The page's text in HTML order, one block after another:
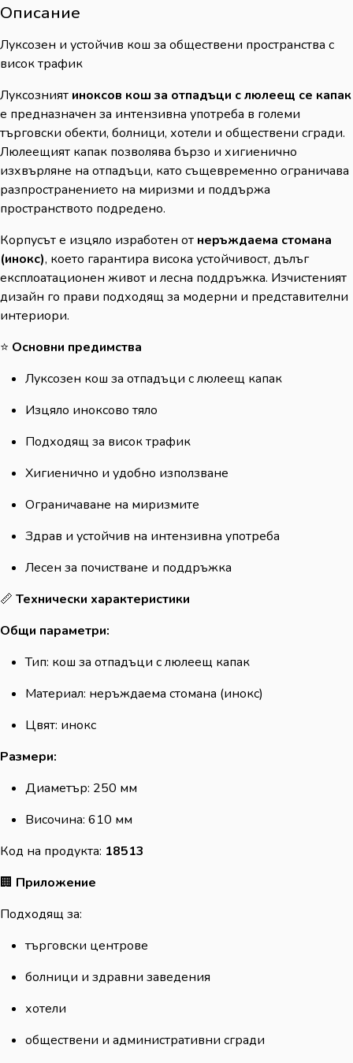
Описание
Луксозен и устойчив кош за обществени пространства с
висок трафик
Луксозният иноксов кош за отпадъци с люлеещ се капак
е предназначен за интензивна употреба в големи
търговски обекти, болници, хотели и обществени сгради.
Люлеещият капак позволява бързо и хигиенично
изхвърляне на отпадъци, като същевременно ограничава
разпространението на миризми и поддържа
пространството подредено.
Корпусът е изцяло изработен от неръждаема стомана
(инокс), което гарантира висока устойчивост, дълъг
експлоатационен живот и лесна поддръжка. Изчистеният
дизайн го прави подходящ за модерни и представителни
интериори.
⭐ Основни предимства
Луксозен кош за отпадъци с люлеещ капак
Изцяло иноксово тяло
Подходящ за висок трафик
Хигиенично и удобно използване
Ограничаване на миризмите
Здрав и устойчив на интензивна употреба
Лесен за почистване и поддръжка
📏 Технически характеристики
Общи параметри:
Тип: кош за отпадъци с люлеещ капак
Материал: неръждаема стомана (инокс)
Цвят: инокс
Размери:
Диаметър: 250 мм
Височина: 610 мм
Код на продукта: 18513
🏢 Приложение
Подходящ за:
търговски центрове
болници и здравни заведения
хотели
обществени и административни сгради